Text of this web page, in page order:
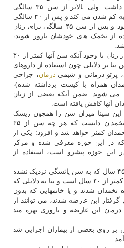
کیفیت مناسبی دارد، اظهار داشت: ولی بالاتر از سن ۳۵ سالگی
ذخیره تخمدان به تدریج آغاز به کم شدن می کند و پس از ۴۰ سالگی
ذخیره تخمدان کاسته می شود و پس از سن ۴۵ سالگی برای زنان
از تخمک های خودشان بارور شوند،
وی افزود: از طرفی بعضی از زنان با وجود آنکه سن آنها کمتر از ۳۰
بر دلایلی چون استفاده از داروهای
پرتو درمانی و شیمیدرمان، جراحی
همراه با کیست برداشته شده)،
می شوند. ضمن آنکه بعضی از زنان
آنها کاهش یافته است.
سینا میزان سن را همچون ریسک
شاخص های کاهش ذخیره تخمدان دانست که هر چه سن از ۳۵
کمتر خواهد شد و افزود: یکی از
در این حوزه معرفی شده و مرکز
این حوزه پیشرو است، استفاده از
وی اظهار نمود: زنان تا سن ۴۵ سال که به سن یائسگی نزدیک نشده
اند و یا خانمهایی که سن آنها کمتر از ۳۰ سال است و بنا به دلایلی که
شدند و یا خانمهایی که بدون
علت تا پیش از سن ۳۵ سال گرفتار این عارضه شدند، می‎ توانند از
این عارضه و باروری بهره مند
روی بعضی از بیماران اجرایی شد